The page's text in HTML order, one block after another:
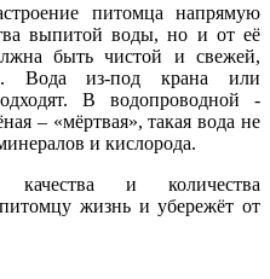
питомца напрямую
выпитой воды, но и от её
быть чистой и свежей,
Вода из-под крана или
В водопроводной -
– «мёртвая», такая вода не
и кислорода.
качества и количества
жизнь и убережёт от